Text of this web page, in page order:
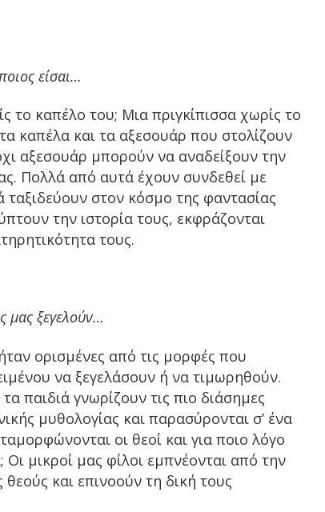
είσαι…
το καπέλο του; Μια πριγκίπισσα χωρίς το
καπέλα και τα αξεσουάρ που στολίζουν
αξεσουάρ μπορούν να αναδείξουν την
Πολλά από αυτά έχουν συνδεθεί με
στον κόσμο της φαντασίας
την ιστορία τους, εκφράζονται
τους.
μας ξεγελούν…
ορισμένες από τις μορφές που
να ξεγελάσουν ή να τιμωρηθούν.
παιδιά γνωρίζουν τις πιο διάσημες
μυθολογίας και παρασύρονται σ’ ένα
οι θεοί και για ποιο λόγο
μικροί μας φίλοι εμπνέονται από την
και επινοούν τη δική τους